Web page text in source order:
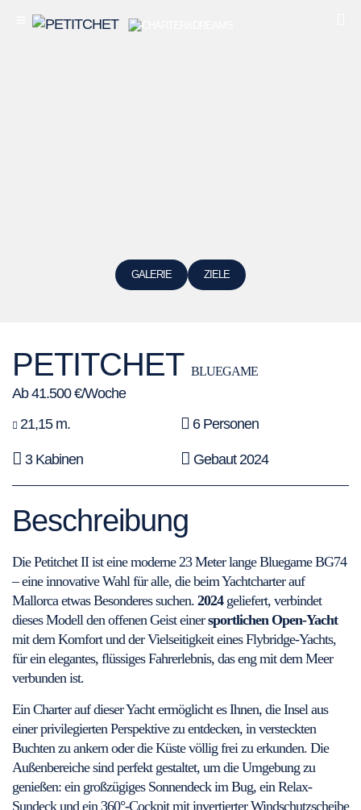
GALERIE ZIELE
PETITCHET BLUEGAME
Ab 41.500 €/Woche
21,15 m.
6 Personen
3 Kabinen Gebaut 2024
Beschreibung
Die Petitchet II ist eine moderne 23 Meter lange Bluegame BG74
– eine innovative Wahl für alle, die beim Yachtcharter auf
Mallorca etwas Besonderes suchen. 2024geliefert, verbindet
dieses Modell den offenen Geist einersportlichen Open-Yacht
mit dem Komfort und der Vielseitigkeit eines Flybridge-Yachts,
für ein elegantes, flüssiges Fahrerlebnis, das eng mit dem Meer
verbunden ist.
Ein Charter auf dieser Yacht ermöglicht es Ihnen, die Insel aus
einer privilegierten Perspektive zu entdecken, in versteckten
Buchten zu ankern oder die Küste völlig frei zu erkunden. Die
Außenbereiche sind perfekt gestaltet, um die Umgebung zu
genießen: ein großzügiges Sonnendeck im Bug, ein Relax-
Sundeck und ein 360°-Cockpit mit invertierter Windschutzscheibe